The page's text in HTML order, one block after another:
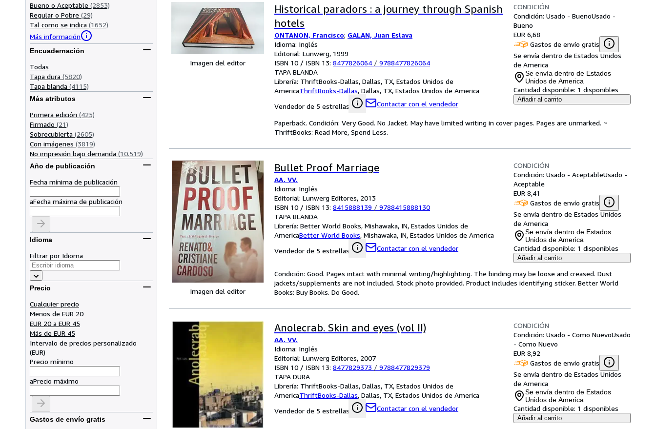
Bueno o Aceptable (2853)
Regular o Pobre (29)
Tal como se indica (1652)
Más información
Encuadernación
Todas
Tapa dura (5820)
Tapa blanda (4115)
Más atributos
Primera edición (425)
Firmado (21)
Sobrecubierta (2605)
Con imágenes (3819)
No impresión bajo demanda (10.519)
Año de publicación
Fecha mínima de publicación
aFecha máxima de publicación
Idioma
Filtrar por Idioma
Precio
Cualquier precio
Menos de EUR 20
EUR 20 a EUR 45
Más de EUR 45
Intervalo de precios personalizado
(EUR)
Precio mínimo
aPrecio máximo
Gastos de envío gratis
Imagen del editor
Historical paradors : a journey through Spanish
hotels
ONTANON, Francisco; GALAN, Juan Eslava
Idioma: Inglés
Editorial: Lunwerg, 1999
ISBN 10 / ISBN 13: 8477826064 / 9788477826064
TAPA BLANDA
Librería: ThriftBooks-Dallas, Dallas, TX, Estados Unidos de
AmericaThriftBooks-Dallas, Dallas, TX, Estados Unidos de America
Vendedor de 5 estrellas
Contactar con el vendedor
CONDICIÓN
Condición: Usado - BuenoUsado -
Bueno
EUR 6,68
Gastos de envío gratis
Se envía dentro de Estados Unidos
de America
Se envía dentro de Estados
Unidos de America
Cantidad disponible: 1 disponibles
Añadir al carrito
Paperback. Condición: Very Good. No Jacket. May have limited writing in cover pages. Pages are unmarked. ~
ThriftBooks: Read More, Spend Less.
Imagen del editor
Bullet Proof Marriage
AA. VV.
Idioma: Inglés
Editorial: Lunwerg Editores, 2013
ISBN 10 / ISBN 13: 8415888139 / 9788415888130
TAPA BLANDA
Librería: Better World Books, Mishawaka, IN, Estados Unidos de
AmericaBetter World Books, Mishawaka, IN, Estados Unidos de America
Vendedor de 5 estrellas
Contactar con el vendedor
CONDICIÓN
Condición: Usado - AceptableUsado -
Aceptable
EUR 8,41
Gastos de envío gratis
Se envía dentro de Estados Unidos
de America
Se envía dentro de Estados
Unidos de America
Cantidad disponible: 1 disponibles
Añadir al carrito
Condición: Good. Pages intact with minimal writing/highlighting. The binding may be loose and creased. Dust
jackets/supplements are not included. Stock photo provided. Product includes identifying sticker. Better World
Books: Buy Books. Do Good.
Anolecrab. Skin and eyes (vol II)
AA. VV.
Idioma: Inglés
Editorial: Lunwerg Editores, 2007
ISBN 10 / ISBN 13: 8477829373 / 9788477829379
TAPA DURA
Librería: ThriftBooks-Dallas, Dallas, TX, Estados Unidos de
AmericaThriftBooks-Dallas, Dallas, TX, Estados Unidos de America
Vendedor de 5 estrellas
Contactar con el vendedor
CONDICIÓN
Condición: Usado - Como NuevoUsado
- Como Nuevo
EUR 8,92
Gastos de envío gratis
Se envía dentro de Estados Unidos
de America
Se envía dentro de Estados
Unidos de America
Cantidad disponible: 1 disponibles
Añadir al carrito